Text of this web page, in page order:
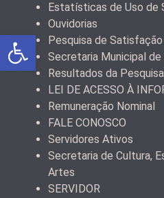
Estatísticas de Uso de
Ouvidorias
Pesquisa de Satisfação
Secretaria Municipal de
Resultados da
LEI DE ACESSO À
Remuneração Nominal
FALE CONOSCO
Servidores Ativos
Secretaria de Cultura,
Artes
SERVIDOR
Abrir a barra